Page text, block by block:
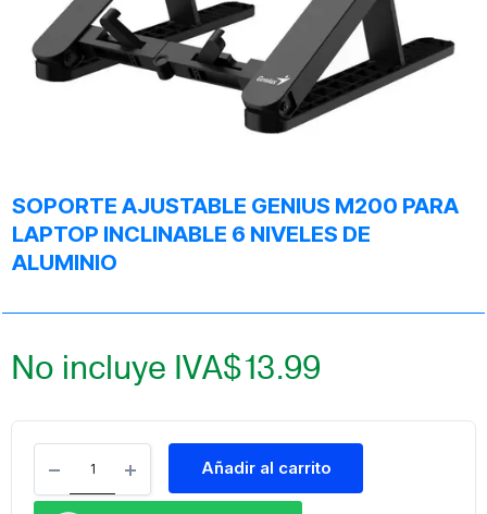
SOPORTE AJUSTABLE GENIUS M200 PARA
LAPTOP INCLINABLE 6 NIVELES DE
ALUMINIO
$13.99
No incluye IVA
Añadir al carrito